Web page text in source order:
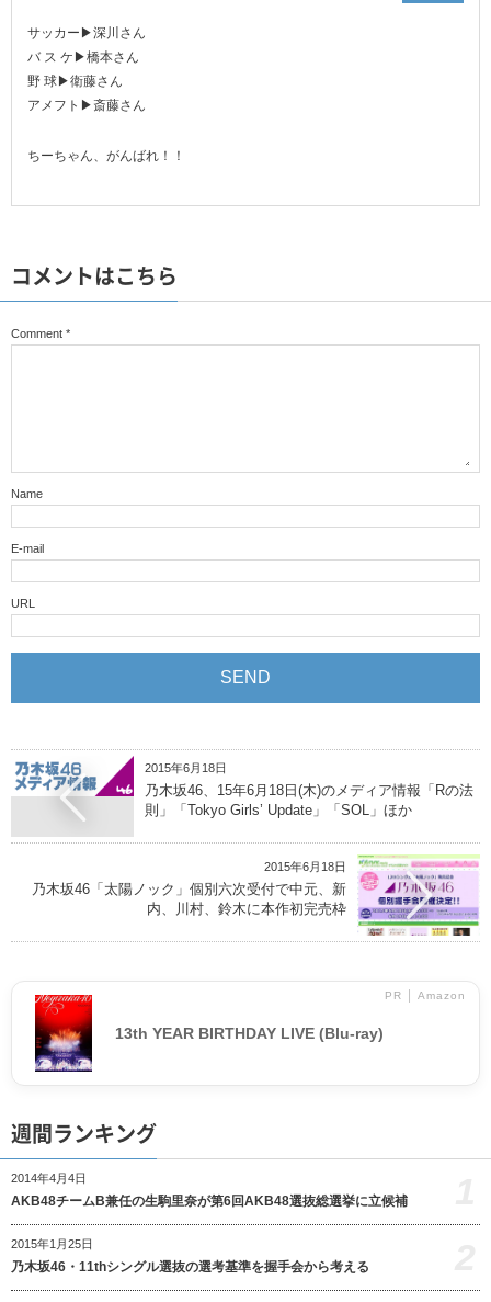
サッカー▶︎深川さん
バ ス ケ▶︎橋本さん
野 球▶︎衛藤さん
アメフト▶︎斎藤さん
ちーちゃん、がんばれ！！
コメントはこちら
Comment *
Name
E-mail
URL
2015年6月18日
乃木坂46、15年6月18日(木)のメディア情報「Rの法
則」「Tokyo Girls’ Update」「SOL」ほか
2015年6月18日
乃木坂46「太陽ノック」個別六次受付で中元、新
内、川村、鈴木に本作初完売枠
PR │ Amazon
13th YEAR BIRTHDAY LIVE (Blu-ray)
週間ランキング
2014年4月4日
AKB48チームB兼任の生駒里奈が第6回AKB48選抜総選挙に立候補
2015年1月25日
乃木坂46・11thシングル選抜の選考基準を握手会から考える